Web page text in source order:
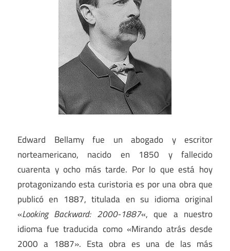
Edward Bellamy fue un abogado y escritor
norteamericano, nacido en 1850 y fallecido
cuarenta y ocho más tarde. Por lo que está hoy
protagonizando esta curistoria es por una obra que
publicó en 1887, titulada en su idioma original
«Looking Backward: 2000-1887«, que a nuestro
idioma fue traducida como «Mirando atrás desde
2000 a 1887». Esta obra es una de las más